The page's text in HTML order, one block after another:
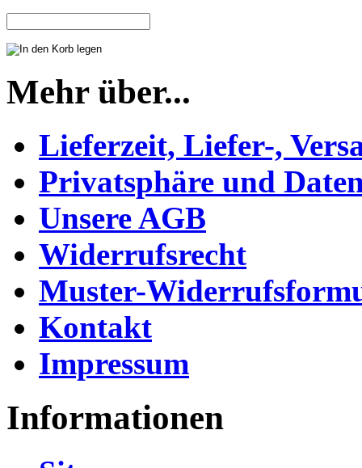
Mehr über...
Lieferzeit, Liefer-,
Privatsphäre und
Unsere AGB
Widerrufsrecht
Muster-
Kontakt
Impressum
Informationen